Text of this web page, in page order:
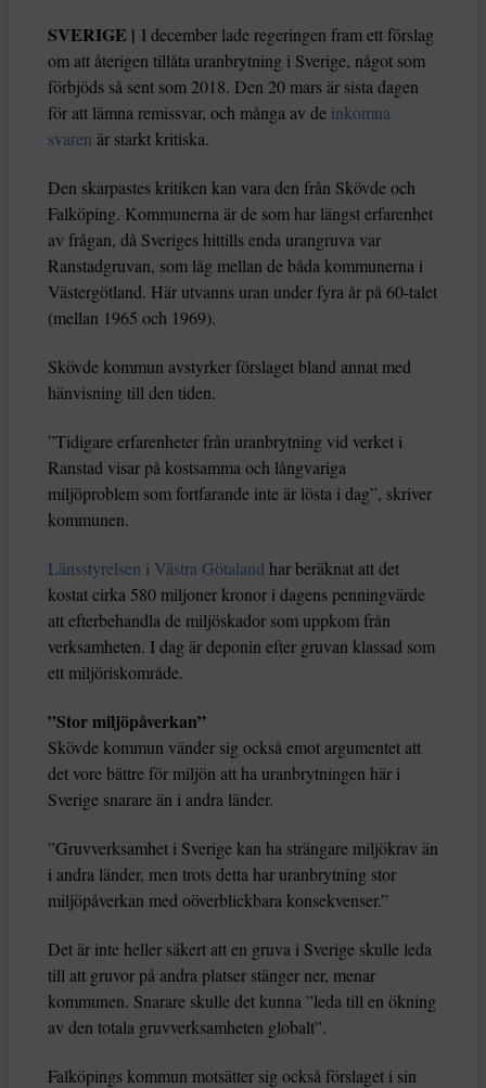
SVERIGE | I december lade regeringen fram ett förslag
om att återigen tillåta uranbrytning i Sverige, något som
förbjöds så sent som 2018. Den 20 mars är sista dagen
för att lämna remissvar, och många av de inkomna
svaren är starkt kritiska.
Den skarpastes kritiken kan vara den från Skövde och
Falköping. Kommunerna är de som har längst erfarenhet
av frågan, då Sveriges hittills enda urangruva var
Ranstadgruvan, som låg mellan de båda kommunerna i
Västergötland. Här utvanns uran under fyra år på 60-talet
(mellan 1965 och 1969).
Skövde kommun avstyrker förslaget bland annat med
hänvisning till den tiden.
”Tidigare erfarenheter från uranbrytning vid verket i
Ranstad visar på kostsamma och långvariga
miljöproblem som fortfarande inte är lösta i dag”, skriver
kommunen.
Länsstyrelsen i Västra Götaland har beräknat att det
kostat cirka 580 miljoner kronor i dagens penningvärde
att efterbehandla de miljöskador som uppkom från
verksamheten. I dag är deponin efter gruvan klassad som
ett miljöriskområde.
”Stor miljöpåverkan”
Skövde kommun vänder sig också emot argumentet att
det vore bättre för miljön att ha uranbrytningen här i
Sverige snarare än i andra länder.
”Gruvverksamhet i Sverige kan ha strängare miljökrav än
i andra länder, men trots detta har uranbrytning stor
miljöpåverkan med oöverblickbara konsekvenser.”
Det är inte heller säkert att en gruva i Sverige skulle leda
till att gruvor på andra platser stänger ner, menar
kommunen. Snarare skulle det kunna ”leda till en ökning
av den totala gruvverksamheten globalt”.
Falköpings kommun motsätter sig också förslaget i sin